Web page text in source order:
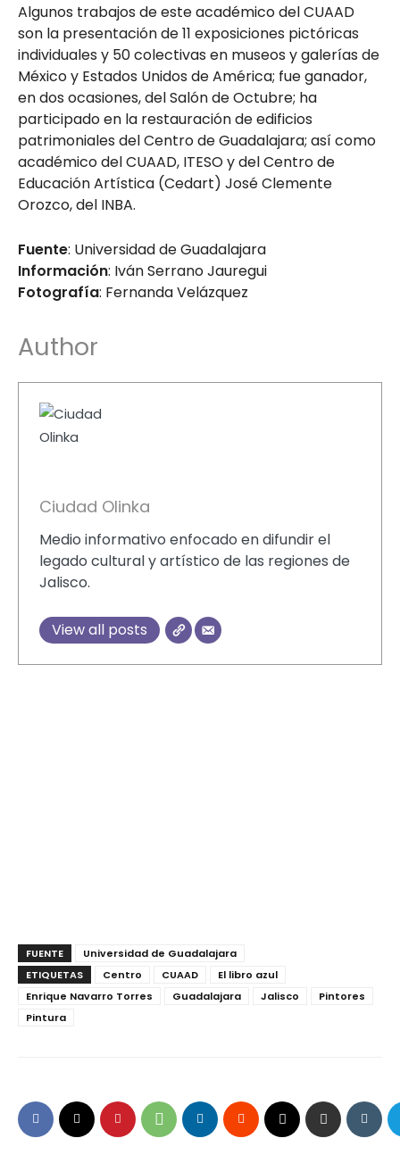
Algunos trabajos de este académico del CUAAD
son la presentación de 11 exposiciones pictóricas
individuales y 50 colectivas en museos y galerías de
México y Estados Unidos de América; fue ganador,
en dos ocasiones, del Salón de Octubre; ha
participado en la restauración de edificios
patrimoniales del Centro de Guadalajara; así como
académico del CUAAD, ITESO y del Centro de
Educación Artística (Cedart) José Clemente
Orozco, del INBA.
Fuente: Universidad de Guadalajara
Información: Iván Serrano Jauregui
Fotografía: Fernanda Velázquez
Author
Ciudad Olinka
Medio informativo enfocado en difundir el
legado cultural y artístico de las regiones de
Jalisco.
View all posts
FUENTE
Universidad de Guadalajara
ETIQUETAS
Centro CUAAD
El libro azul
Enrique Navarro Torres
Guadalajara Jalisco
Pintores
Pintura